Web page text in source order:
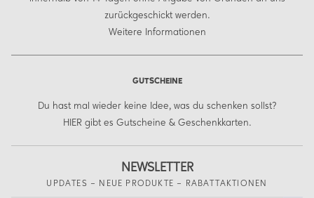
zurückgeschickt werden.
Weitere Informationen
GUTSCHEINE
Du hast mal wieder keine Idee, was du schenken sollst?
HIER gibt es Gutscheine & Geschenkkarten.
NEWSLETTER
UPDATES – NEUE PRODUKTE – RABATTAKTIONEN